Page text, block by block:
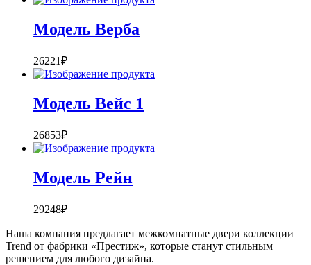
Модель Верба
26221₽
Модель Вейс 1
26853₽
Модель Рейн
29248₽
Наша компания предлагает межкомнатные двери коллекции
Trend от фабрики «Престиж», которые станут стильным
решением для любого дизайна.